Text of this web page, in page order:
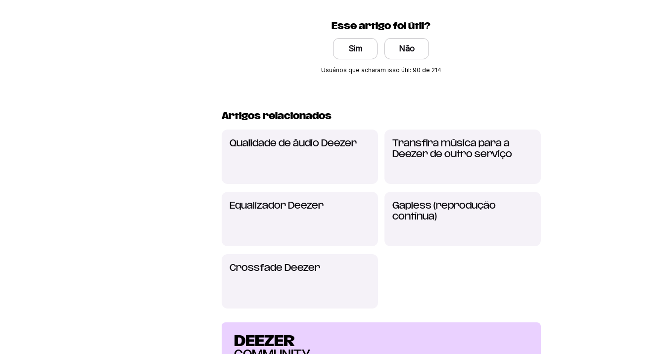
Esse artigo foi útil?
Sim Não
Usuários que acharam isso útil: 90 de 214
Artigos relacionados
Qualidade de áudio Deezer
Transfira música para a
Deezer de outro serviço
Equalizador Deezer
Gapless (reprodução
contínua)
Crossfade Deezer
DEEZER